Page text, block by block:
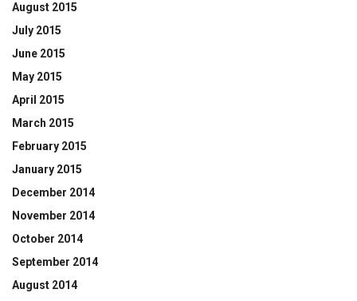
August 2015
July 2015
June 2015
May 2015
April 2015
March 2015
February 2015
January 2015
December 2014
November 2014
October 2014
September 2014
August 2014